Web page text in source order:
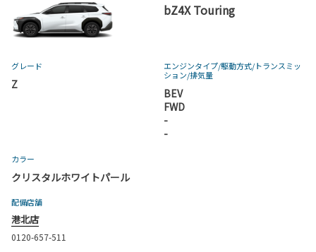
bZ4X Touring
グレード
Z
エンジンタイプ/駆動方式/トランスミッ
ション/排気量
BEV
FWD
-
-
カラー
クリスタルホワイトパール
配備店舗
港北店
0120-657-511